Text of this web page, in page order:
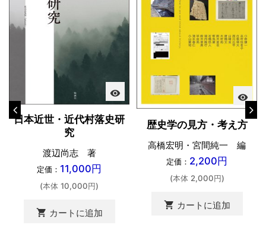
visibility
日本近世・近代村落史研
究
渡辺尚志 著
定価： 11,000円
(本体 10,000円)
shopping_cart カートに追加
visibility
歴史学の見方・考え方
高橋宏明・宮間純一 編
定価： 2,200円
(本体 2,000円)
shopping_cart カートに追加